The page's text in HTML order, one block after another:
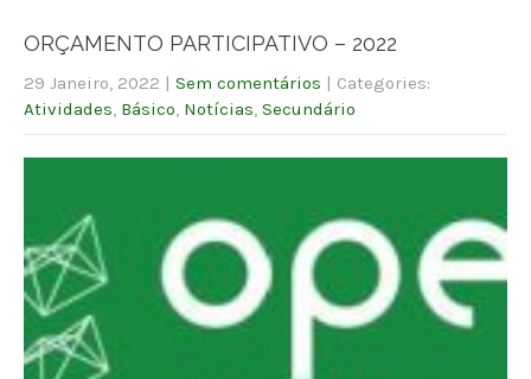
ORÇAMENTO PARTICIPATIVO – 2022
29 Janeiro, 2022 | Sem comentários | Categories:
Atividades Básico Notícias Secundário